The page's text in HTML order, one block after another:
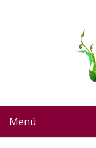
Menú